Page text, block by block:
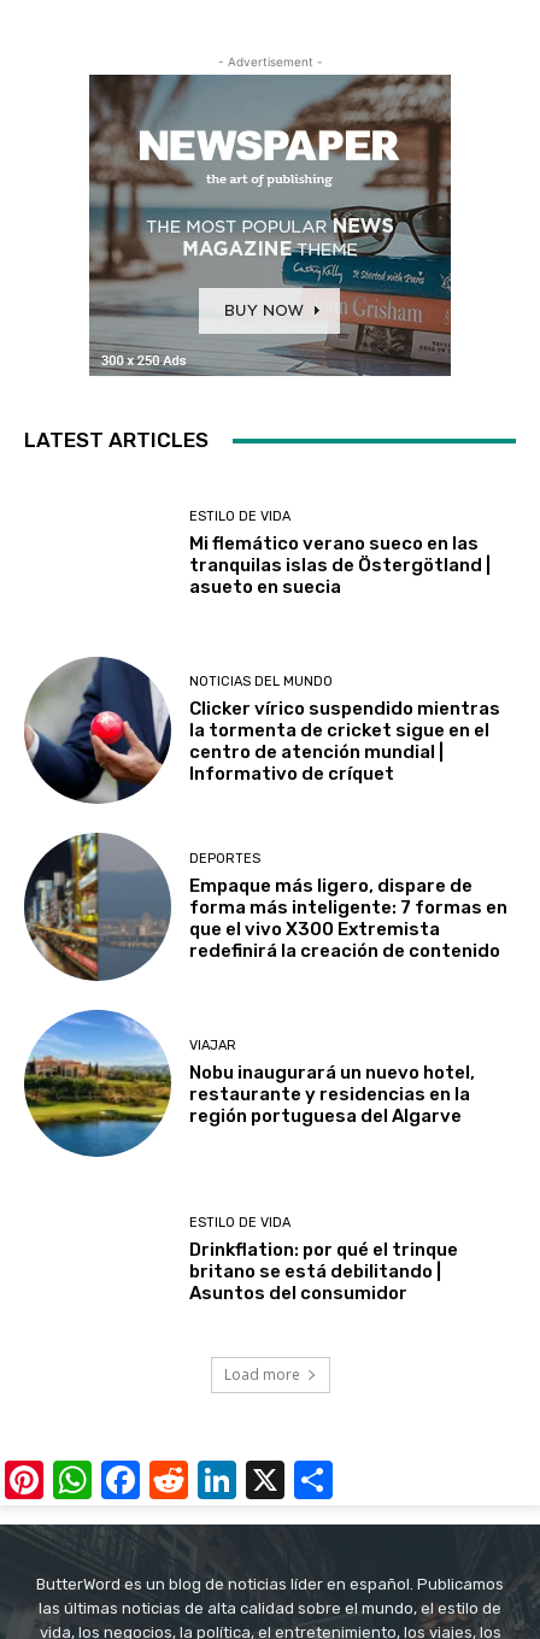
- Advertisement -
LATEST ARTICLES
ESTILO DE VIDA
Mi flemático verano sueco en las
tranquilas islas de Östergötland |
asueto en suecia
NOTICIAS DEL MUNDO
Clicker vírico suspendido mientras
la tormenta de cricket sigue en el
centro de atención mundial |
Informativo de críquet
DEPORTES
Empaque más ligero, dispare de
forma más inteligente: 7 formas en
que el vivo X300 Extremista
redefinirá la creación de contenido
VIAJAR
Nobu inaugurará un nuevo hotel,
restaurante y residencias en la
región portuguesa del Algarve
ESTILO DE VIDA
Drinkflation: por qué el trinque
britano se está debilitando |
Asuntos del consumidor
Load more
Pinterest
WhatsApp
Facebook
RedditLinkedIn
X
ButterWord es un blog de noticias líder en español. Publicamos
las últimas noticias de alta calidad sobre el mundo, el estilo de
vida, los negocios, la política, el entretenimiento, los viajes, los